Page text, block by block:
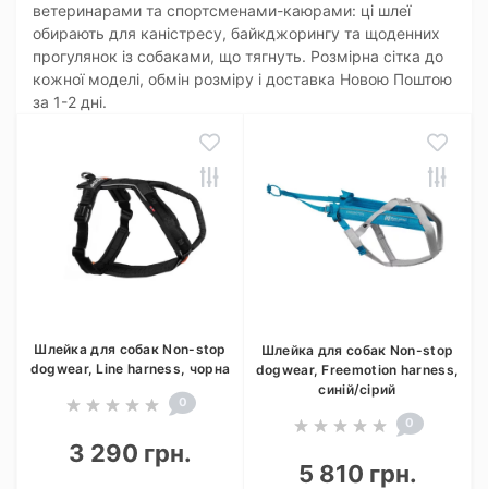
ветеринарами та спортсменами-каюрами: ці шлеї
обирають для каністресу, байкджорингу та щоденних
прогулянок із собаками, що тягнуть. Розмірна сітка до
кожної моделі, обмін розміру і доставка Новою Поштою
за 1-2 дні.
Шлейка для собак Non-stop
dogwear, Line harness, чорна
0
3 290 грн.
Шлейка для собак Non-stop
dogwear, Freemotion harness,
синій/сірий
0
5 810 грн.